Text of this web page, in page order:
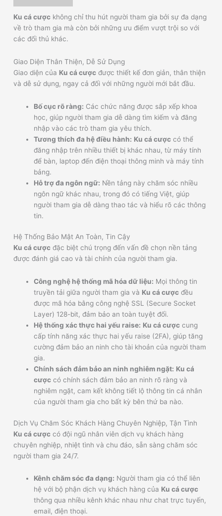
Ku cá cược không chỉ thu hút người tham gia bởi sự đa dạng
về trò tham gia mà còn bởi những ưu điểm vượt trội so với
các đối thủ khác.
Giao Diện Thân Thiện, Dễ Sử Dụng
Giao diện của Ku cá cược được thiết kế đơn giản, thân thiện
và dễ sử dụng, ngay cả đối với những người mới bắt đầu.
Bố cục rõ ràng: Các chức năng được sắp xếp khoa
học, giúp người tham gia dễ dàng tìm kiếm và đăng
nhập vào các trò tham gia yêu thích.
Tương thích đa hệ điều hành: Ku cá cược có thể
đăng nhập trên nhiều thiết bị khác nhau, từ máy tính
để bàn, laptop đến điện thoại thông minh và máy tính
bảng.
Hỗ trợ đa ngôn ngữ: Nền tảng này chăm sóc nhiều
ngôn ngữ khác nhau, trong đó có tiếng Việt, giúp
người tham gia dễ dàng thao tác và hiểu rõ các thông
tin.
Hệ Thống Bảo Mật An Toàn, Tin Cậy
Ku cá cược đặc biệt chú trọng đến vấn đề chọn nền tảng
được đánh giá cao và tài chính của người tham gia.
Công nghệ hệ thống mã hóa dữ liệu: Mọi thông tin
truyền tải giữa người tham gia và Ku cá cược đều
được mã hóa bằng công nghệ SSL (Secure Socket
Layer) 128-bit, đảm bảo an toàn tuyệt đối.
Hệ thống xác thực hai yếu raise: Ku cá cược cung
cấp tính năng xác thực hai yếu raise (2FA), giúp tăng
cường đảm bảo an ninh cho tài khoản của người tham
gia.
Chính sách đảm bảo an ninh nghiêm ngặt: Ku cá
cược có chính sách đảm bảo an ninh rõ ràng và
nghiêm ngặt, cam kết không tiết lộ thông tin cá nhân
của người tham gia cho bất kỳ bên thứ ba nào.
Dịch Vụ Chăm Sóc Khách Hàng Chuyên Nghiệp, Tận Tình
Ku cá cược có đội ngũ nhân viên dịch vụ khách hàng
chuyên nghiệp, nhiệt tình và chu đáo, sẵn sàng chăm sóc
người tham gia 24/7.
Kênh chăm sóc đa dạng: Người tham gia có thể liên
hệ với bộ phận dịch vụ khách hàng của Ku cá cược
thông qua nhiều kênh khác nhau như chat trực tuyến,
email, điện thoại.